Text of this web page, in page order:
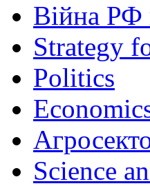
Війна РФ
Strategy
Politics
Science